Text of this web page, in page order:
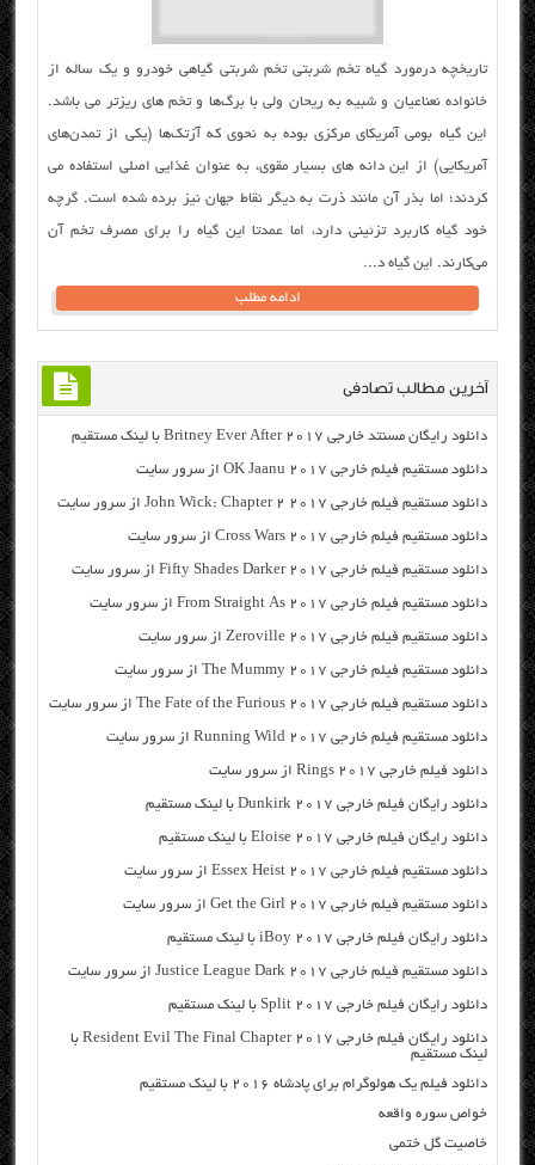
تاریخچه درمورد گیاه تخم شربتی تخم شربتی گیاهی خودرو و یک‌ ساله از
خانواده نعناعیان و شبیه به ریحان ولی با برگ‌ها و تخم‌ های ریزتر می باشد.
این گیاه بومی آمریکای مرکزی بوده به نحوی که آزتک‌ها (یکی از تمدن‌های
آمریکایی) از این دانه های بسیار مقوی، به عنوان غذایی اصلی استفاده می
کردند؛ اما بذر آن مانند ذرت به دیگر نقاط جهان نیز برده شده است. گرچه
خود گیاه کاربرد تزئینی دارد، اما عمدتا این گیاه را برای مصرف تخم آن
می‌کارند. این گیاه د...
ادامه مطلب
آخرین مطالب تصادفی
دانلود رایگان مسنتد خارجی Britney Ever After 2017 با لینک مستقیم
دانلود مستقیم فیلم خارجی OK Jaanu 2017 از سرور سایت
دانلود مستقیم فیلم خارجی John Wick: Chapter 2 2017 از سرور سایت
دانلود مستقیم فیلم خارجی Cross Wars 2017 از سرور سایت
دانلود مستقیم فیلم خارجی Fifty Shades Darker 2017 از سرور سایت
دانلود مستقیم فیلم خارجی From Straight As 2017 از سرور سایت
دانلود مستقیم فیلم خارجی Zeroville 2017 از سرور سایت
دانلود مستقیم فیلم خارجی The Mummy 2017 از سرور سایت
دانلود مستقیم فیلم خارجی The Fate of the Furious 2017 از سرور سایت
دانلود مستقیم فیلم خارجی Running Wild 2017 از سرور سایت
دانلود فیلم خارجی Rings 2017 از سرور سایت
دانلود رایگان فیلم خارجی Dunkirk 2017 با لینک مستقیم
دانلود رایگان فیلم خارجی Eloise 2017 با لینک مستقیم
دانلود مستقیم فیلم خارجی Essex Heist 2017 از سرور سایت
دانلود مستقیم فیلم خارجی Get the Girl 2017 از سرور سایت
دانلود رایگان فیلم خارجی iBoy 2017 با لینک مستقیم
دانلود مستقیم فیلم خارجی Justice League Dark 2017 از سرور سایت
دانلود رایگان فیلم خارجی Split 2017 با لینک مستقیم
دانلود رایگان فیلم خارجی Resident Evil The Final Chapter 2017 با
لینک مستقیم
دانلود فیلم یک هولوگرام برای پادشاه ۲۰۱۶ با لینک مستقیم
خواص سوره واقعه
خاصیت گل ختمی